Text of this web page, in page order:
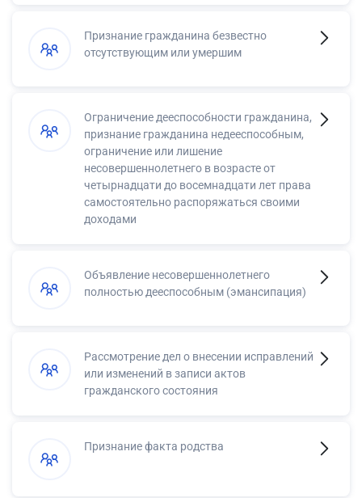
Признание гражданина безвестно
отсутствующим или умершим
Ограничение дееспособности гражданина,
признание гражданина недееспособным,
ограничение или лишение
несовершеннолетнего в возрасте от
четырнадцати до восемнадцати лет права
самостоятельно распоряжаться своими
доходами
Объявление несовершеннолетнего
полностью дееспособным (эмансипация)
Рассмотрение дел о внесении исправлений
или изменений в записи актов
гражданского состояния
Признание факта родства